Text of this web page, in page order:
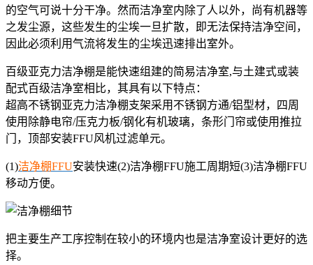
的空气可说十分干净。然而洁净室内除了人以外，尚有机器等
之发尘源，这些发生的尘埃一旦扩散，即无法保持洁净空间，
因此必须利用气流将发生的尘埃迅速排出室外。
百级亚克力洁净棚是能快速组建的简易洁净室,与土建式或装
配式百级洁净室相比，其具有以下特点：
超高不锈钢亚克力洁净棚支架采用不锈钢方通/铝型材，四周
使用除静电帘/压克力板/钢化有机玻璃，条形门帘或使用推拉
门，顶部安装FFU风机过滤单元。
(1)洁净棚FFU安装快速(2)洁净棚FFU施工周期短(3)洁净棚FFU
移动方便。
把主要生产工序控制在较小的环境内也是洁净室设计更好的选
择。